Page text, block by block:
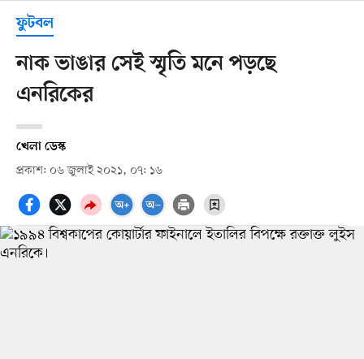
ফুটবল
নাক ভাঙার সেই স্মৃতি মনে পড়ছে
এনরিকের
খেলা ডেস্ক
প্রকাশ: ০৬ জুলাই ২০২১, ০৭: ১৬